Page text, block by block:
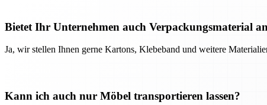
Bietet Ihr Unternehmen auch Verpackungsmaterial
Ja, wir stellen Ihnen gerne Kartons, Klebeband und weitere
Kann ich auch nur Möbel transportieren lassen?